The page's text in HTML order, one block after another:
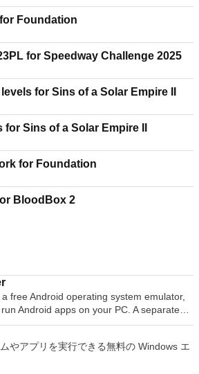
Foundation
for Speedway Challenge 2025
for Sins of a Solar Empire II
Sins of a Solar Empire II
for Foundation
BloodBox 2
free Android operating system emulator,
Android apps on your PC. A separate
by creating a virtual
desktop. This of course means that
apps and games with the benefit of a
hardware performance and easier
やアプリを実行できる無料の Windows エ